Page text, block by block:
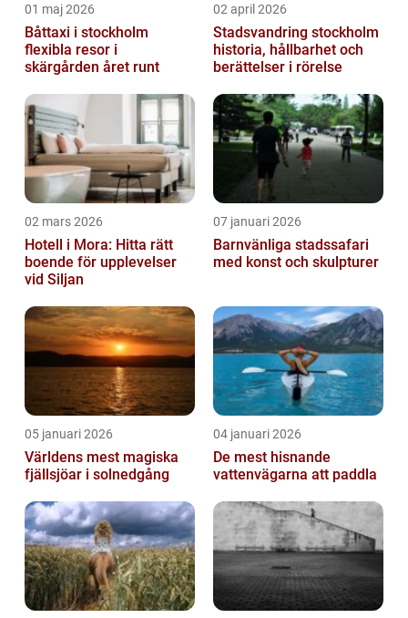
01 maj 2026
Båttaxi i stockholm
flexibla resor i
skärgården året runt
02 april 2026
Stadsvandring stockholm
historia, hållbarhet och
berättelser i rörelse
02 mars 2026
Hotell i Mora: Hitta rätt
boende för upplevelser
vid Siljan
07 januari 2026
Barnvänliga stadssafari
med konst och skulpturer
05 januari 2026
Världens mest magiska
fjällsjöar i solnedgång
04 januari 2026
De mest hisnande
vattenvägarna att paddla